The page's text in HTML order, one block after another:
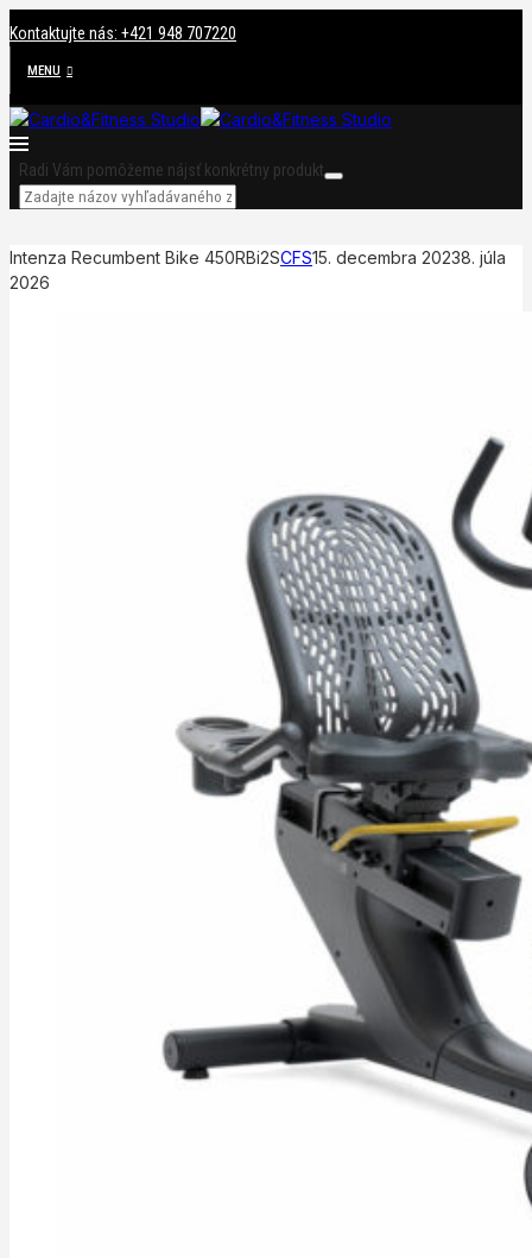
Kontaktujte nás: +421 948 707220
MENU
Radi Vám pomôžeme nájsť konkrétny produkt
Intenza Recumbent Bike 450RBi2SCFS15. decembra 20238. júla
2026